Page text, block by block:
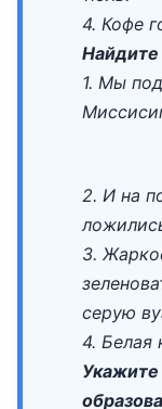
4. Кофе
1. Мы
2. И на
3.
серую
4. Белая